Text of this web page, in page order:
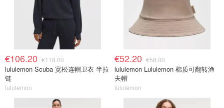
€106.20 €118.00
lululemon Scuba 宽松连帽卫衣 半拉
链
lululemon
€52.20 €58.00
lululemon Lululemon 棉质可翻转渔
夫帽
lululemon